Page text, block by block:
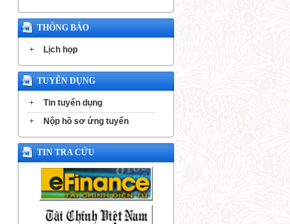
THÔNG BÁO
+ Lịch họp
TUYỂN DỤNG
+
Tin tuyển dụng
+
Nộp hồ sơ ứng tuyển
TIN TRA CỨU